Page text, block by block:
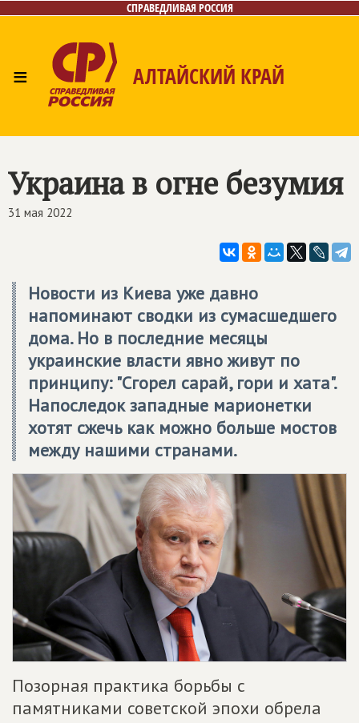
СПРАВЕДЛИВАЯ РОССИЯ
≡ АЛТАЙСКИЙ КРАЙ
Украина в огне безумия
31 мая 2022
Новости из Киева уже давно
напоминают сводки из сумасшедшего
дома. Но в последние месяцы
украинские власти явно живут по
принципу: "Сгорел сарай, гори и хата".
Напоследок западные марионетки
хотят сжечь как можно больше мостов
между нашими странами.
Позорная практика борьбы с
памятниками советской эпохи обрела